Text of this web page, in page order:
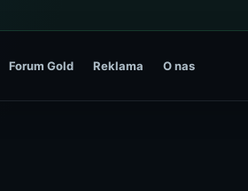
Forum Gold Reklama O nas